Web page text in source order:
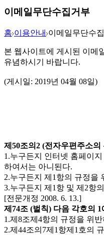
이메일무단수집거부
홈 이용안내 이메일무단수
본 웹사이트에 게시된 이메
유념하시기 바랍니다.
(게시일: 2019년 04월 08일)
제50조의2 (전자우편주소
1.누구든지 인터넷 홈페이
하여서는 아니된다.
2.누구든지 제1항의 규정을
3.누구든지 제1항 및 제2항
[전문개정 2008. 6. 13.]
제74조 (벌칙) 다음 각호의
1.제8조제4항의 규정을 위
2.제44조의7제1항제1호의